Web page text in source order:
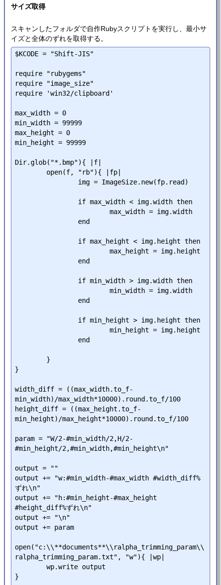
サイズ取得
スキャンしたフォルダで自作Rubyスクリプトを実行し、最小サ
イズと全体のずれを取得する。
$KCODE = "Shift-JIS"
require "rubygems"
require "image_size"
require 'win32/clipboard'
max_width = 0
min_width = 99999
max_height = 0
min_height = 99999
Dir.glob("*.bmp"){ |f|
			max_width = img.width
			max_height = img.height
			min_width = img.width
			min_height = img.height
}
width_diff = ((max_width.to_f-
min_width)/max_width*10000).round.to_f/100
height_diff = ((max_height.to_f-
min_height)/max_height*10000).round.to_f/100
param = "W/2-#min_width/2,H/2-
#min_height/2,#min_width,#min_height\n"
output = ""
output += "w:#min_width-#max_width #width_diff%
ずれ\n"
output += "h:#min_height-#max_height
#height_diff%ずれ\n"
output += "\n"
output += param
open("c:\\**documents**\\ralpha_trimming_param\\
ralpha_trimming_param.txt", "w"){ |wp|
	wp.write output
}